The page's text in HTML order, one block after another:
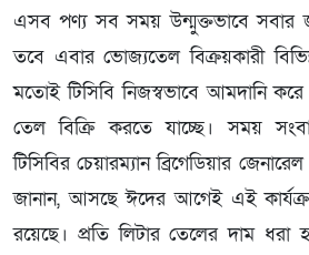
এসব পণ্য সব সময় উন্মুক্তভাবে সবার
তবে এবার ভোজ্যতেল বিক্রয়কারী
মতোই টিসিবি নিজস্বভাবে আমদানি করে
তেল বিক্রি করতে যাচ্ছে। সময়
টিসিবির চেয়ারম্যান ব্রিগেডিয়ার
জানান, আসছে ঈদের আগেই এই
রয়েছে। প্রতি লিটার তেলের দাম